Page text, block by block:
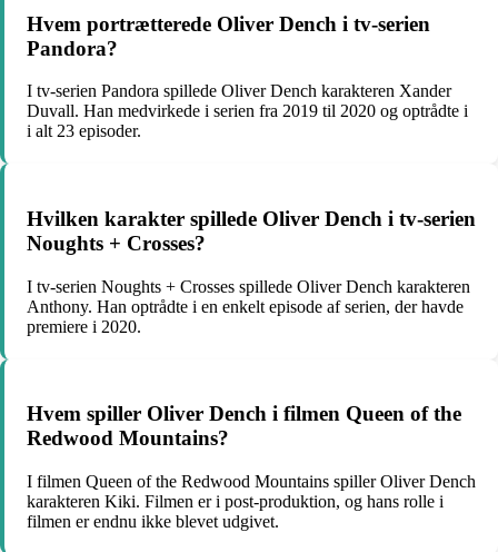
Hvem portrætterede Oliver Dench i tv-serien
Pandora?
I tv-serien Pandora spillede Oliver Dench karakteren Xander
Duvall. Han medvirkede i serien fra 2019 til 2020 og optrådte i
i alt 23 episoder.
Hvilken karakter spillede Oliver Dench i tv-serien
Noughts + Crosses?
I tv-serien Noughts + Crosses spillede Oliver Dench karakteren
Anthony. Han optrådte i en enkelt episode af serien, der havde
premiere i 2020.
Hvem spiller Oliver Dench i filmen Queen of the
Redwood Mountains?
I filmen Queen of the Redwood Mountains spiller Oliver Dench
karakteren Kiki. Filmen er i post-produktion, og hans rolle i
filmen er endnu ikke blevet udgivet.